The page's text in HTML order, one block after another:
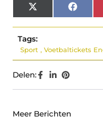
X
(Twitter)
Tags:
Sport , Voetbaltickets
Delen:
Meer Berichten